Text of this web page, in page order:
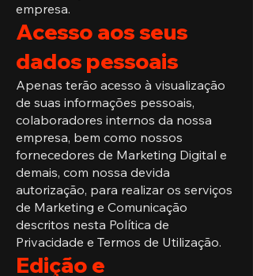
empresa.
Acesso aos seus
dados pessoais
Apenas terão acesso à visualização
de suas informações pessoais,
colaboradores internos da nossa
empresa, bem como nossos
fornecedores de Marketing Digital e
demais, com nossa devida
autorização, para realizar os serviços
de Marketing e Comunicação
descritos nesta Política de
Privacidade e Termos de Utilização.
Edição e